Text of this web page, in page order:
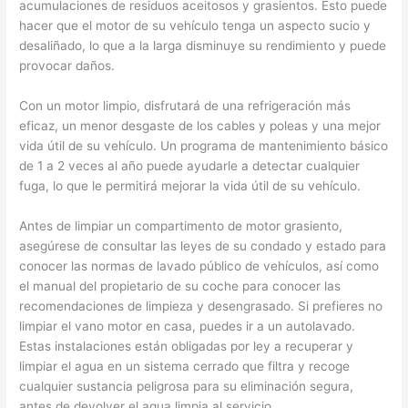
acumulaciones de residuos aceitosos y grasientos. Esto puede
hacer que el motor de su vehículo tenga un aspecto sucio y
desaliñado, lo que a la larga disminuye su rendimiento y puede
provocar daños.
Con un motor limpio, disfrutará de una refrigeración más
eficaz, un menor desgaste de los cables y poleas y una mejor
vida útil de su vehículo. Un programa de mantenimiento básico
de 1 a 2 veces al año puede ayudarle a detectar cualquier
fuga, lo que le permitirá mejorar la vida útil de su vehículo.
Antes de limpiar un compartimento de motor grasiento,
asegúrese de consultar las leyes de su condado y estado para
conocer las normas de lavado público de vehículos, así como
el manual del propietario de su coche para conocer las
recomendaciones de limpieza y desengrasado. Si prefieres no
limpiar el vano motor en casa, puedes ir a un autolavado.
Estas instalaciones están obligadas por ley a recuperar y
limpiar el agua en un sistema cerrado que filtra y recoge
cualquier sustancia peligrosa para su eliminación segura,